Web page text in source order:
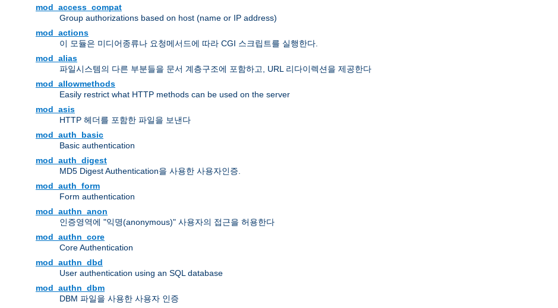
mod_access_compat
Group authorizations based on host (name or IP address)
mod_actions
이 모듈은 미디어종류나 요청메서드에 따라 CGI 스크립트를 실행한다.
mod_alias
파일시스템의 다른 부분들을 문서 계층구조에 포함하고, URL 리다이렉션을 제공한다
mod_allowmethods
Easily restrict what HTTP methods can be used on the server
mod_asis
HTTP 헤더를 포함한 파일을 보낸다
mod_auth_basic
Basic authentication
mod_auth_digest
MD5 Digest Authentication을 사용한 사용자인증.
mod_auth_form
Form authentication
mod_authn_anon
인증영역에 "익명(anonymous)" 사용자의 접근을 허용한다
mod_authn_core
Core Authentication
mod_authn_dbd
User authentication using an SQL database
mod_authn_dbm
DBM 파일을 사용한 사용자 인증